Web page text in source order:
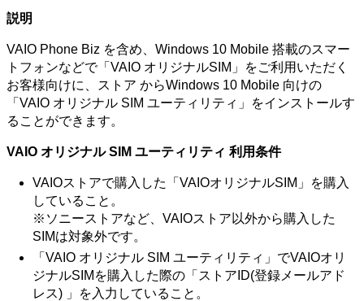
説明
VAIO Phone Biz を含め、Windows 10 Mobile 搭載のスマー
トフォンなどで「VAIO オリジナルSIM」をご利用いただく
お客様向けに、ストア からWindows 10 Mobile 向けの
「VAIO オリジナル SIM ユーティリティ」をインストールす
ることができます。
VAIO オリジナル SIM ユーティリティ 利用条件
VAIOストアで購入した「VAIOオリジナルSIM」を購入
していること。
※ソニーストアなど、VAIOストア以外から購入した
SIMは対象外です。
「VAIO オリジナル SIM ユーティリティ」でVAIOオリ
ジナルSIMを購入した際の「ストアID(登録メールアド
レス) 」を入力していること。